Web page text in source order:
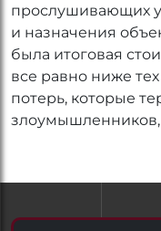
прослушивающих
и назначения
была итоговая
все равно ниже
потерь, которые